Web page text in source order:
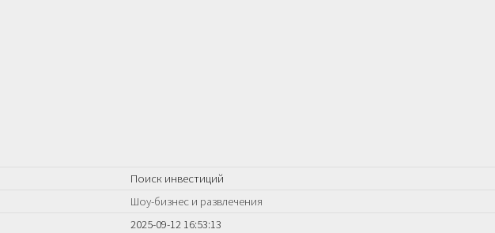
Поиск инвестиций
Шоу-бизнес и развлечения
2025-09-12 16:53:13